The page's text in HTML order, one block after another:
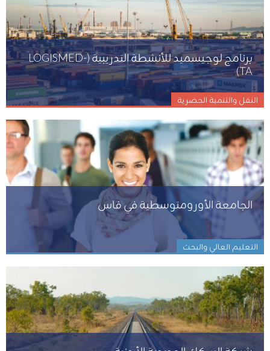
برنامج لوجيسميد للأنشطة التدريبية (LOGISMED-
TA)
النقل والتنمية الحضرية
الجامعة الأورومتوسطية في فاس
التعليم العالي والبحث